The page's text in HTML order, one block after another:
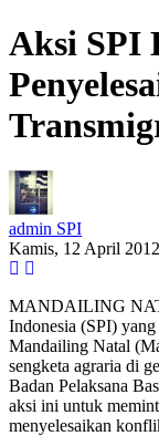
Aksi SPI
admin SPI
Kamis, 12 April 2012
MANDAILING
Indonesia (SPI)
Mandailing Natal
sengketa agraria di
Badan Pelaksana
aksi ini untuk
menyelesaikan